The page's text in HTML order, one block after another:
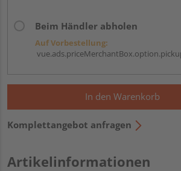
Beim Händler abholen
Auf Vorbestellung:
In den Warenkorb
Komplettangebot anfragen
Artikelinformationen